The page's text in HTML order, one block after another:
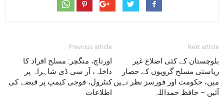
Previous article
اورناچ، منگچر: مسلح افراد کا
داخلہ، آر سی ڈی شاہراہ پر
کنٹرول، فوجی کیمپ پر قبضے کی
اطلاعات
Next article
بلوچستان کے کئی اضلاع غیر
ریاستی مسلح گروپوں کے حصار
میں، حکومت اور فورسز نظر نہیں
آئیں – حافظ حمداللہ